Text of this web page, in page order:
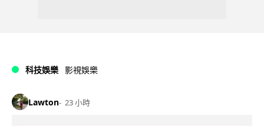
科技娛樂 影視娛樂
Lawton 23 小時